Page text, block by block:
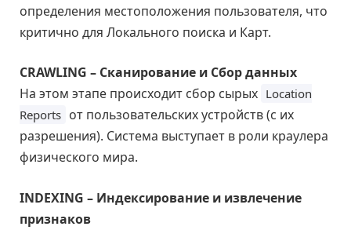
определения местоположения пользователя, что
критично для Локального поиска и Карт.
CRAWLING – Сканирование и Сбор данных
На этом этапе происходит сбор сырых Location
Reports от пользовательских устройств (с их
разрешения). Система выступает в роли краулера
физического мира.
INDEXING – Индексирование и извлечение
признаков